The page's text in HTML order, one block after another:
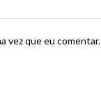
vez que eu comentar.